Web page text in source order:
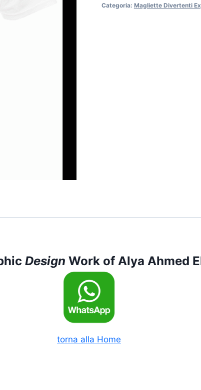
Categoria: Magliette Divertenti
Design Work of Alya Ahmed
torna alla Home